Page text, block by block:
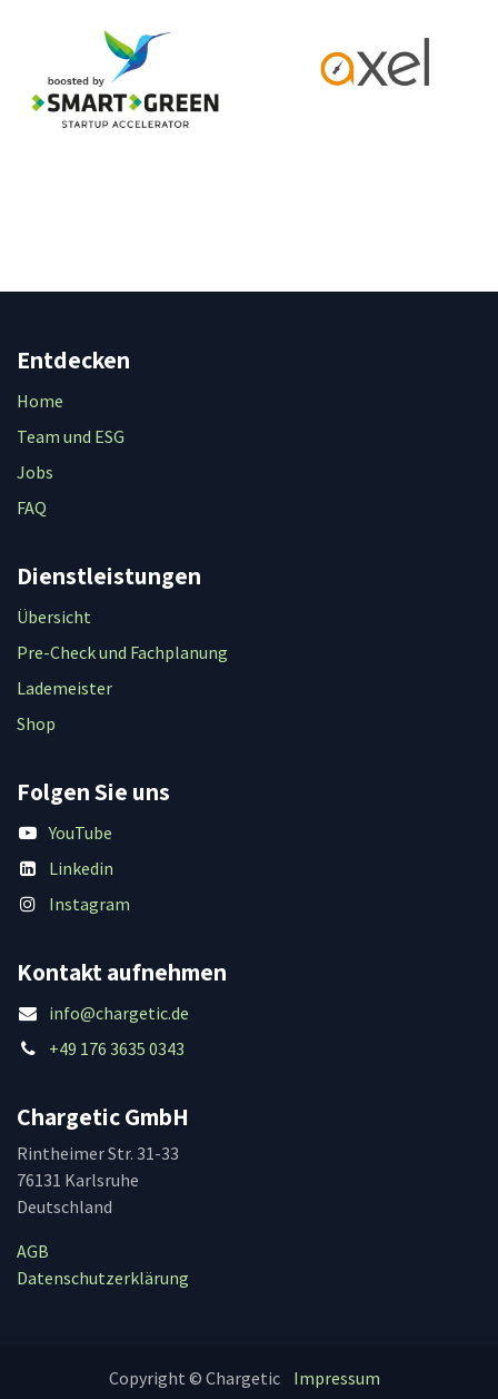
Entdecken
Home
Team und ESG
Jobs
FAQ
Dienstleistungen
Übersicht
Pre-Check und Fachplanung
Lademeister
Shop
Folgen Sie uns
YouTube
Linkedin
Instagram
Kontakt aufnehmen
info@chargetic.de
+49 176 3635 0343
Chargetic GmbH
Rintheimer Str. 31-33
76131 Karlsruhe
Deutschland
AGB
Datenschutzerklärung
Copyright © Chargetic Impressum